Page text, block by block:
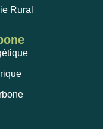
Rural